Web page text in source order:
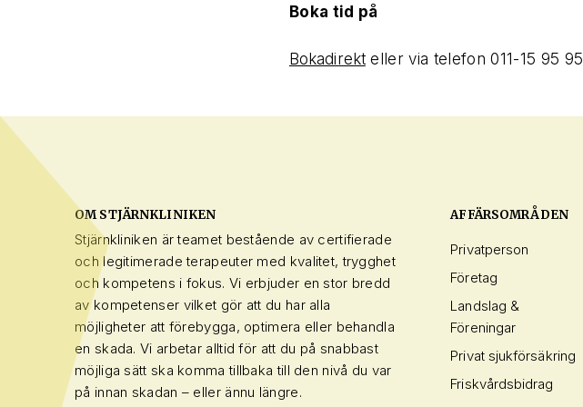
Boka tid på
Bokadirekteller via telefon 011-15 95 95
OM STJÄRNKLINIKEN
Stjärnkliniken är teamet bestående av certifierade
och legitimerade terapeuter med kvalitet, trygghet
och kompetens i fokus. Vi erbjuder en stor bredd
av kompetenser vilket gör att du har alla
möjligheter att förebygga, optimera eller behandla
en skada. Vi arbetar alltid för att du på snabbast
möjliga sätt ska komma tillbaka till den nivå du var
på innan skadan – eller ännu längre.
AFFÄRSOMRÅDEN
Privatperson
Företag
Landslag &
Föreningar
Privat sjukförsäkring
Friskvårdsbidrag